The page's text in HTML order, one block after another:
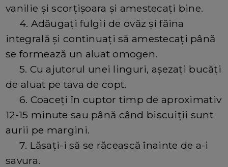
vanilie și scorțișoara și amestecați bine.
4. Adăugați fulgii de ovăz și făina
integrală și continuați să amestecați până
se formează un aluat omogen.
5. Cu ajutorul unei linguri, așezați bucăți
de aluat pe tava de copt.
6. Coaceți în cuptor timp de aproximativ
12-15 minute sau până când biscuiții sunt
aurii pe margini.
7. Lăsați-i să se răcească înainte de a-i
savura.